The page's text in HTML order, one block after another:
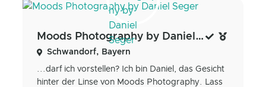
Moods Photography by Daniel Seger
Schwandorf, Bayern
...darf ich vorstellen? Ich bin Daniel, das Gesicht
hinter der Linse von Moods Photography. Lass